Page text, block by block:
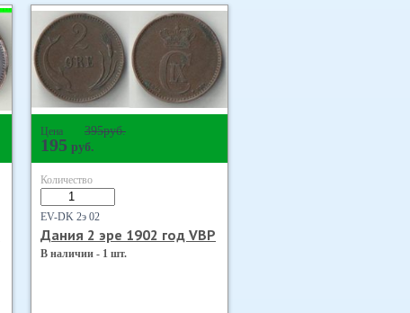
Цена 395руб.
195 руб.
Количество
EV-DK 2э 02
Дания 2 эре 1902 год VBP
В наличии - 1 шт.